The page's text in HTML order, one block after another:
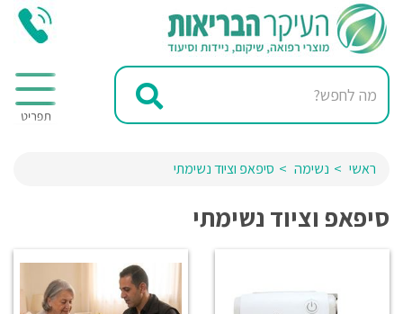
ראשי נשימה סיפאפ וציוד נשימתי
סיפאפ וציוד נשימתי